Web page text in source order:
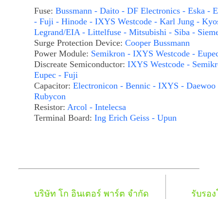
Fuse: Bussmann - Daito - DF Electronics - Eska -
- Fuji - Hinode - IXYS Westcode - Karl Jung -
Legrand/EIA - Littelfuse - Mitsubishi - Siba -
Surge Protection Device: Cooper Bussmann
Power Module: Semikron - IXYS Westcode -
Discreate Semiconductor: IXYS Westcode -
Eupec - Fuji
Capacitor: Electronicon - Bennic - IXYS - Daewoo
Rubycon
Resistor: Arcol - Intelecsa
Terminal Board: Ing Erich Geiss - Upun
บริษัท โก อินเตอร์ พาร์ต จำกัด
รับรอ